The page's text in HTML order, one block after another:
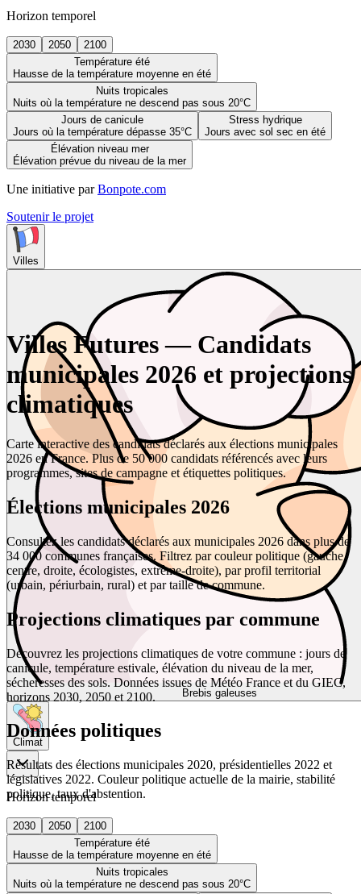
Horizon temporel
2030 2050
2100
Température été
Hausse de la température moyenne en été
Nuits tropicales
Nuits où la température ne descend pas sous 20°C
Jours de canicule
Jours où la température dépasse 35°C
Stress hydrique
Jours avec sol sec en été
Élévation niveau mer
Élévation prévue du niveau de la mer
Une initiative par Bonpote.com
Soutenir le projet
Villes
Brebis galeuses
Climat
Horizon temporel
2030 2050
2100
Température été
Hausse de la température moyenne en été
Nuits tropicales
Nuits où la température ne descend pas sous 20°C
Villes Futures — Candidats
municipales 2026 et projections
climatiques
Carte interactive des candidats déclarés aux élections municipales
2026 en France. Plus de 50 000 candidats référencés avec leurs
programmes, sites de campagne et étiquettes politiques.
Élections municipales 2026
Consultez les candidats déclarés aux municipales 2026 dans plus de
34 000 communes françaises. Filtrez par couleur politique (gauche,
centre, droite, écologistes, extrême-droite), par profil territorial
(urbain, périurbain, rural) et par taille de commune.
Projections climatiques par commune
Découvrez les projections climatiques de votre commune : jours de
canicule, température estivale, élévation du niveau de la mer,
sécheresses des sols. Données issues de Météo France et du GIEC,
horizons 2030, 2050 et 2100.
Données politiques
Résultats des élections municipales 2020, présidentielles 2022 et
législatives 2022. Couleur politique actuelle de la mairie, stabilité
politique, taux d'abstention.